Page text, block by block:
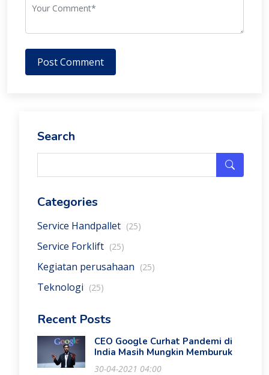
Post Comment
Search
Categories
Service Handpallet (25)
Service Forklift (25)
Kegiatan perusahaan (25)
Teknologi (25)
Recent Posts
CEO Google Curhat Pandemi di
India Masih Mungkin Memburuk
30-04-2021 04:00